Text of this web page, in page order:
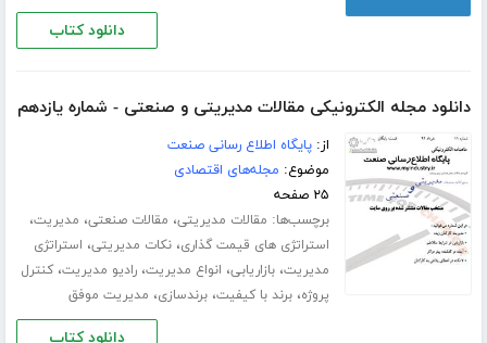
دانلود کتاب
دانلود مجله الکترونیکی مقالات مدیریتی و صنعتی - شماره یازدهم
از:پایگاه اطلاع رسانی صنعت
موضوع: مجله‌های اقتصادی
۲۵ صفحه
برچسب‌ها: مقالات مدیریتی، مقالات صنعتی، مدیریت،
استراتژی های قیمت گذاری،نکات مدیریتی، استراتژی
مدیریت،بازاریابی، انواع مدیریت،رادیو مدیریت،کنترل
پروژه،برند با کیفیت،برندسازی، مدیریت موفق
دانلود کتاب